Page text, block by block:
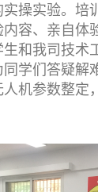
操实验。培
容、亲自体
和我司技术
学们答疑解
机参数整定